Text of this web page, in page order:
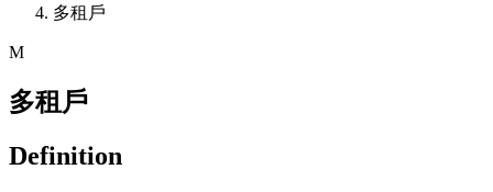
多租戶
M
多租戶
Definition